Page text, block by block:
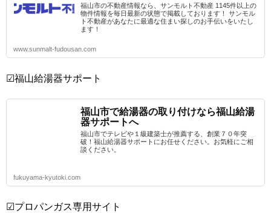
福山市の不動産情報なら、サンモルト不動産 1145件以上の
物件情報を毎日最新の状態で掲載しております！ サンモル
ト不動産があなたに最適な住まい探しのお手伝いをいたし
ます！
www.sunmalt-fudousan.com
☑福山給湯器サポート
福山市で給湯器の取り付けなら福山給湯
器サポートへ
福山市でテレビや１級建築士が推薦する、創業７０年突
破！福山給湯器サポートにお任せください。お気軽にご相
談ください。
fukuyama-kyutoki.com
☑プロパンガス専用サイト